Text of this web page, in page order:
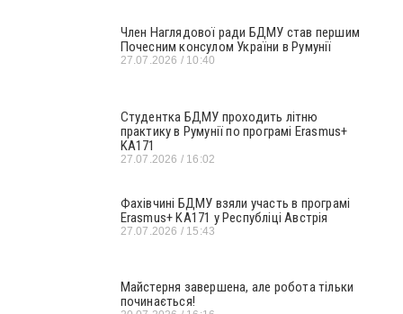
Член Наглядової ради БДМУ став першим
Почесним консулом України в Румунії
27.07.2026 10:40
Студентка БДМУ проходить літню
практику в Румунії по програмі Erasmus+
KA171
27.07.2026 16:02
Фахівчині БДМУ взяли участь в програмі
Erasmus+ KA171 у Республіці Австрія
27.07.2026 15:43
Майстерня завершена, але робота тільки
починається!